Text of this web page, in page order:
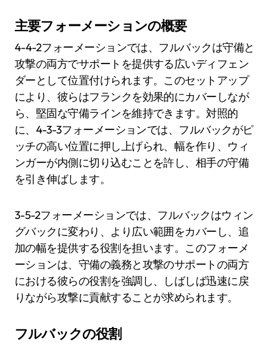
主要フォーメーションの概要
4-4-2フォーメーションでは、フルバックは守備と
攻撃の両方でサポートを提供する広いディフェン
ダーとして位置付けられます。このセットアップ
により、彼らはフランクを効果的にカバーしなが
ら、堅固な守備ラインを維持できます。対照的
に、4-3-3フォーメーションでは、フルバックがピ
ッチの高い位置に押し上げられ、幅を作り、ウィ
ンガーが内側に切り込むことを許し、相手の守備
を引き伸ばします。
3-5-2フォーメーションでは、フルバックはウィン
グバックに変わり、より広い範囲をカバーし、追
加の幅を提供する役割を担います。このフォーメ
ーションは、守備の義務と攻撃のサポートの両方
における彼らの役割を強調し、しばしば迅速に戻
りながら攻撃に貢献することが求められます。
フルバックの役割